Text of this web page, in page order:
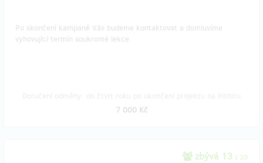
Po skončení kampaně Vás budeme kontaktovat a domluvíme
vyhovující termín soukromé lekce.
7 000 Kč
zbývá 13 z 20